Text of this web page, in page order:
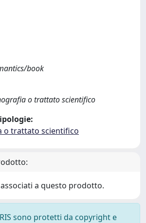
book
o trattato scientifico
o trattato scientifico
a questo prodotto.
sono protetti da copyright e